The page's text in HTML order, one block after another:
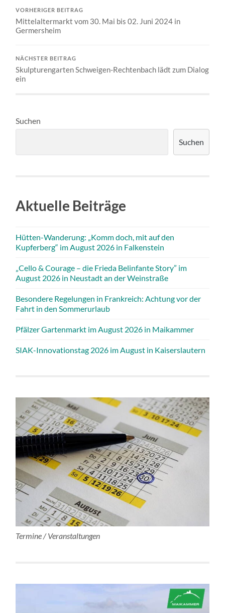
VORHERIGER BEITRAG
Mittelaltermarkt vom 30. Mai bis 02. Juni 2024 in
Germersheim
NÄCHSTER BEITRAG
Skulpturengarten Schweigen-Rechtenbach lädt zum Dialog
ein
Suchen
Suchen
Aktuelle Beiträge
Hütten-Wanderung: „Komm doch, mit auf den
Kupferberg“ im August 2026 in Falkenstein
„Cello & Courage – die Frieda Belinfante Story” im
August 2026 in Neustadt an der Weinstraße
Besondere Regelungen in Frankreich: Achtung vor der
Fahrt in den Sommerurlaub
Pfälzer Gartenmarkt im August 2026 in Maikammer
SIAK-Innovationstag 2026 im August in Kaiserslautern
Termine / Veranstaltungen